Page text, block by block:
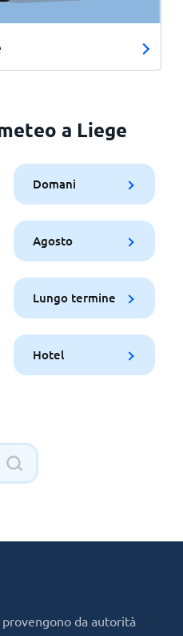
a Liege
Domani
Agosto
Lungo termine
Hotel
da autorità